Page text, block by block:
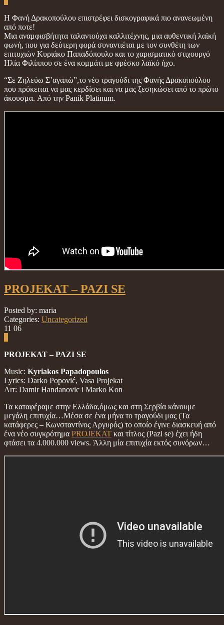
Η Φανή Δρακοπούλου επιστρέφει δισκογραφικά πιο ανανεωμένη
από ποτε!
Μια αναμφισβήτητα ταλαντούχα καλλιτέχνης, μια αυθεντική λαϊκή
φωνή, που για δεύτερη φορά συναντιέται με τον συνθέτη των
επιτυχιών Κυριάκο Παπαδόπουλο και το χαρισματικό στιχουργό
Ηλία Φιλίππου σε ένα κομμάτι με φρέσκο λαϊκό ήχο.
“Σε Ζηλεύω Σ’αγαπώ”,το νέο τραγούδι της Φανής Δρακοπούλου
που πρόκειται να μας κερδίσει και να μας ξεσηκώσει από το πρώτο
άκουσμα. Από την Panik Platinum.
PROJEKAT – PAZI SE
Posted by: maria
Categories: Uncategorized
11 06
PROJEKAT – PAZI SE
Music: Kyriakos Papadopoulos
Lyrics: Darko Popović, Vasa Projekat
Arr: Damir Handanovic i Marko Kon
Τα καταφέραμε στην Ελλάδα,όμως και στη Σερβία κάνουμε
μεγάλη επιτυχία…Μέσα σε ένα μήνα το τραγούδι μας (Τα
κατάφερες – Κωνσταντίνος Αργυρός) το οποίο έγινε διασκευή από
ένα νέο συγκρότημα PROJEKAT και τίτλος (Pazi se) έχει ήδη
φτάσει τα 4.000.000 views. Άλλη μία επιτυχία εκτός συνόρων…